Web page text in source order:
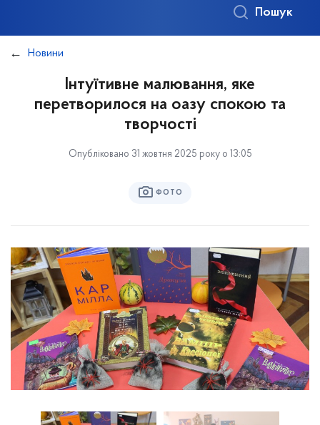
Пошук
Новини
Інтуїтивне малювання, яке
перетворилося на оазу спокою та
творчості
Опубліковано 31 жовтня 2025 року о 13:05
ФОТО